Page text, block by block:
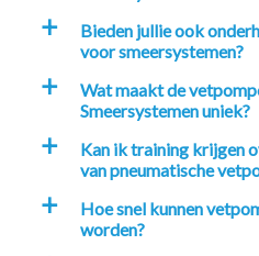
a
Bieden jullie ook
voor smeersystemen?
a
Wat maakt de
Smeersystemen uniek?
a
Kan ik training krijgen
van pneumatische
a
Hoe snel kunnen
worden?